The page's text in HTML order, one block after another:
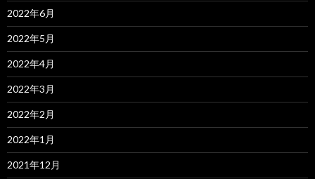
2022年6月
2022年5月
2022年4月
2022年3月
2022年2月
2022年1月
2021年12月